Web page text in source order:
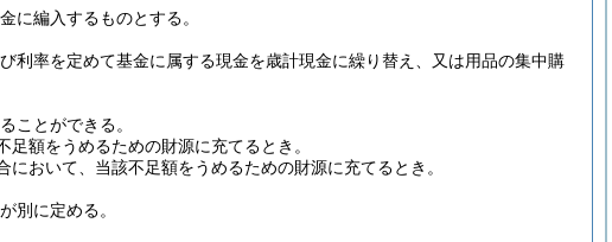
に編入するものとする。
利率を定めて基金に属する現金を歳計現金に繰り替え、又は用品の集中購
ことができる。
額をうめるための財源に充てるとき。
おいて、当該不足額をうめるための財源に充てるとき。
別に定める。